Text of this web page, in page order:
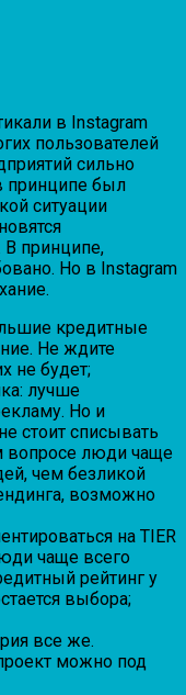
в Instagram
пользователей
сильно
принципе был
ситуации
принципе,
Но в Instagram
кредитные
Не ждите
не будет;
лучше
Но и
стоит списывать
вопросе люди чаще
чем безликой
возможно
на TIER
чаще всего
рейтинг у
выбора;
все же.
можно под